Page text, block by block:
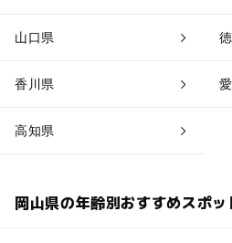
山口県
香川県
高知県
岡山県の年齢別おすすめスポッ